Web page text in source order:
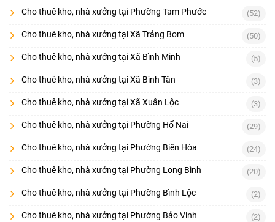
Cho thuê kho, nhà xưởng tại Phường Tam Phước (52)
Cho thuê kho, nhà xưởng tại Xã Trảng Bom (50)
Cho thuê kho, nhà xưởng tại Xã Bình Minh (5)
Cho thuê kho, nhà xưởng tại Xã Bình Tân (3)
Cho thuê kho, nhà xưởng tại Xã Xuân Lộc (3)
Cho thuê kho, nhà xưởng tại Phường Hố Nai (29)
Cho thuê kho, nhà xưởng tại Phường Biên Hòa (24)
Cho thuê kho, nhà xưởng tại Phường Long Bình (20)
Cho thuê kho, nhà xưởng tại Phường Bình Lộc (2)
Cho thuê kho, nhà xưởng tại Phường Bảo Vinh (2)